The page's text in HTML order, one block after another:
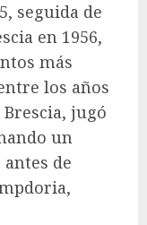
seguida de
en 1956,
más
los años
Brescia, jugó
un
de